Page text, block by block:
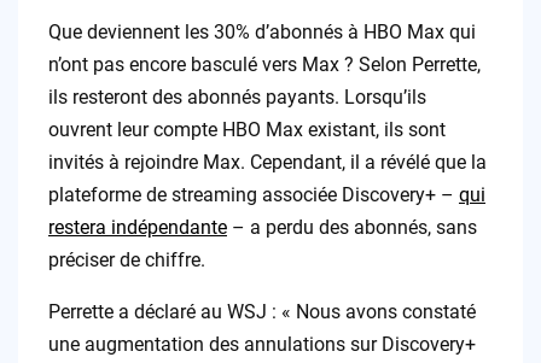
Que deviennent les 30% d’abonnés à HBO Max qui
n’ont pas encore basculé vers Max ? Selon Perrette,
ils resteront des abonnés payants. Lorsqu’ils
ouvrent leur compte HBO Max existant, ils sont
invités à rejoindre Max. Cependant, il a révélé que la
plateforme de streaming associée Discovery+ – qui
restera indépendante– a perdu des abonnés, sans
préciser de chiffre.
Perrette a déclaré au WSJ : « Nous avons constaté
une augmentation des annulations sur Discovery+